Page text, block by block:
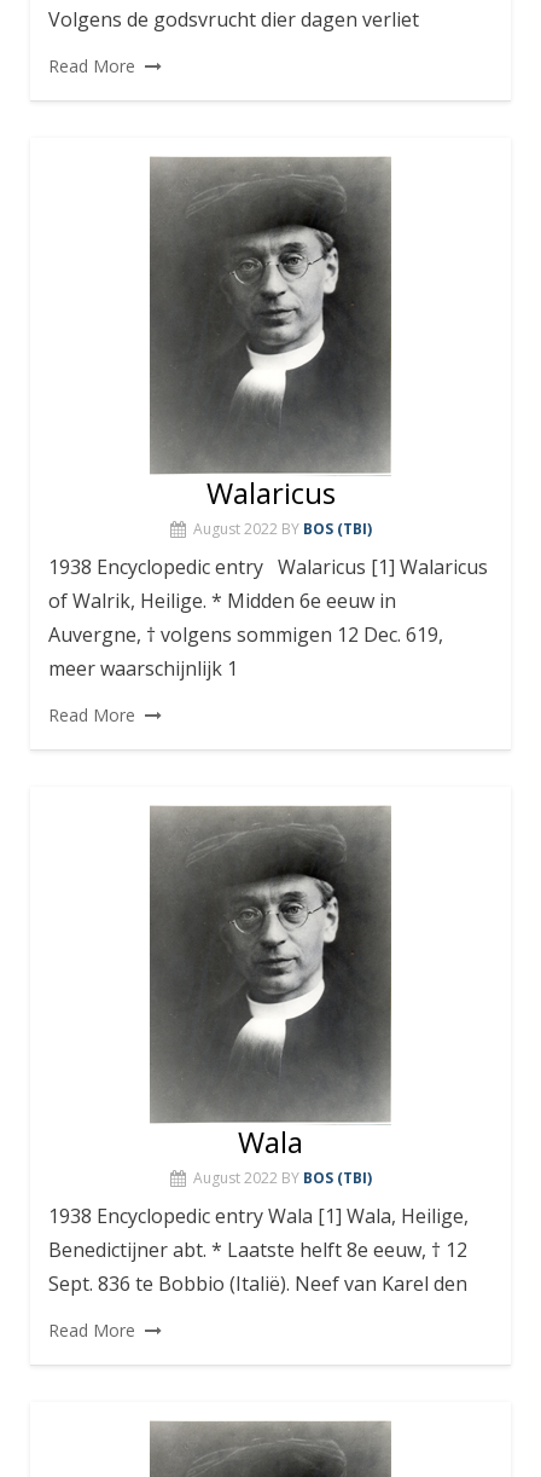
Volgens de godsvrucht dier dagen verliet
Read More
Walaricus
August 2022 BY BOS (TBI)
1938 Encyclopedic entry Walaricus [1] Walaricus
of Walrik, Heilige. * Midden 6e eeuw in
Auvergne, † volgens sommigen 12 Dec. 619,
meer waarschijnlijk 1
Read More
Wala
August 2022 BY BOS (TBI)
1938 Encyclopedic entry Wala [1] Wala, Heilige,
Benedictijner abt. * Laatste helft 8e eeuw, † 12
Sept. 836 te Bobbio (Italië). Neef van Karel den
Read More